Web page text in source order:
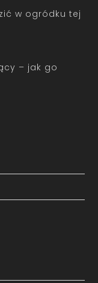
w ogródku tej
– jak go